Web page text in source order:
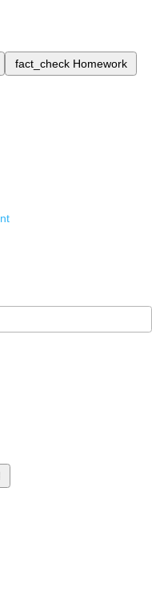
fact_check Homework